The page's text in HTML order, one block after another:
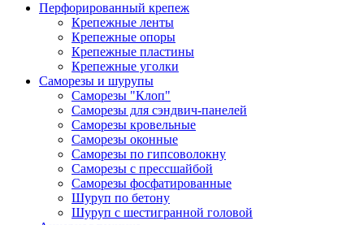
Перфорированный крепеж
Крепежные ленты
Крепежные опоры
Крепежные пластины
Крепежные уголки
Саморезы и шурупы
Саморезы "Клоп"
Саморезы для сэндвич-панелей
Саморезы кровельные
Саморезы оконные
Саморезы по гипсоволокну
Саморезы с прессшайбой
Саморезы фосфатированные
Шуруп по бетону
Шуруп с шестигранной головой